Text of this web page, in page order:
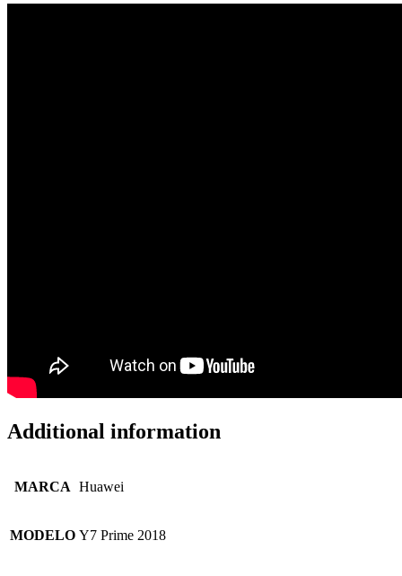
Additional information
MARCA Huawei
MODELO Y7 Prime 2018